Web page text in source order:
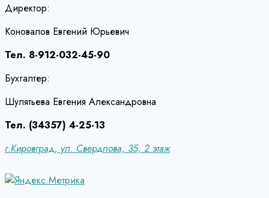
Директор:
Коновалов Евгений Юрьевич
Тел. 8-912-032-45-90
Бухгалтер:
Шулятьева Евгения Александровна
Тел. (34357) 4-25-13
г.Кировград, ул. Свердлова, 35, 2 этаж